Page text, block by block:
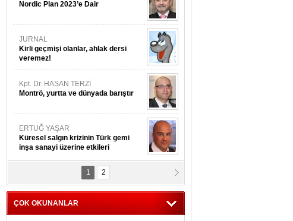
Nordic Plan 2023’e Dair
JURNAL
Kirli geçmişi olanlar, ahlak dersi
veremez!
Kpt. Dr. HASAN TERZİ
Montrö, yurtta ve dünyada barıştır
ERTUĞ YAŞAR
Küresel salgın krizinin Türk gemi
inşa sanayi üzerine etkileri
Kpt. MESUT AZMİ GÖKSOY
ithafen...
1 2
ÇOK OKUNANLAR